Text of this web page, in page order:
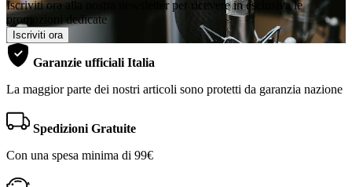
Iscriviti ora alla nostra newsletter per ricevere in esclusiva le
promozioni dedicate
Iscriviti ora
Garanzie ufficiali Italia
La maggior parte dei nostri articoli sono protetti da garanzia nazione
Spedizioni Gratuite
Con una spesa minima di 99€